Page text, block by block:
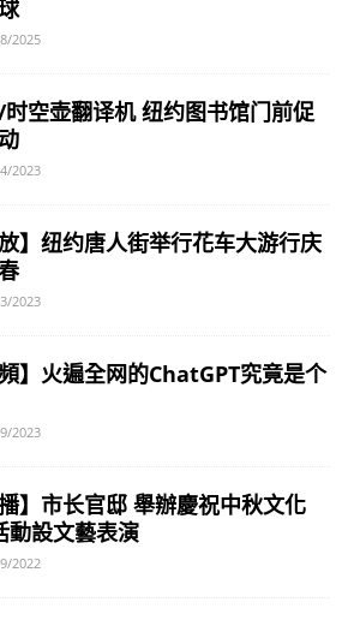
2025
空壶翻译机 纽约图书馆门前促
2023
放】纽约唐人街举行花车大游行庆
2023
頻】火遍全网的ChatGPT究竟是个
2023
播】市长官邸 舉辦慶祝中秋文化
動設文藝表演
2022